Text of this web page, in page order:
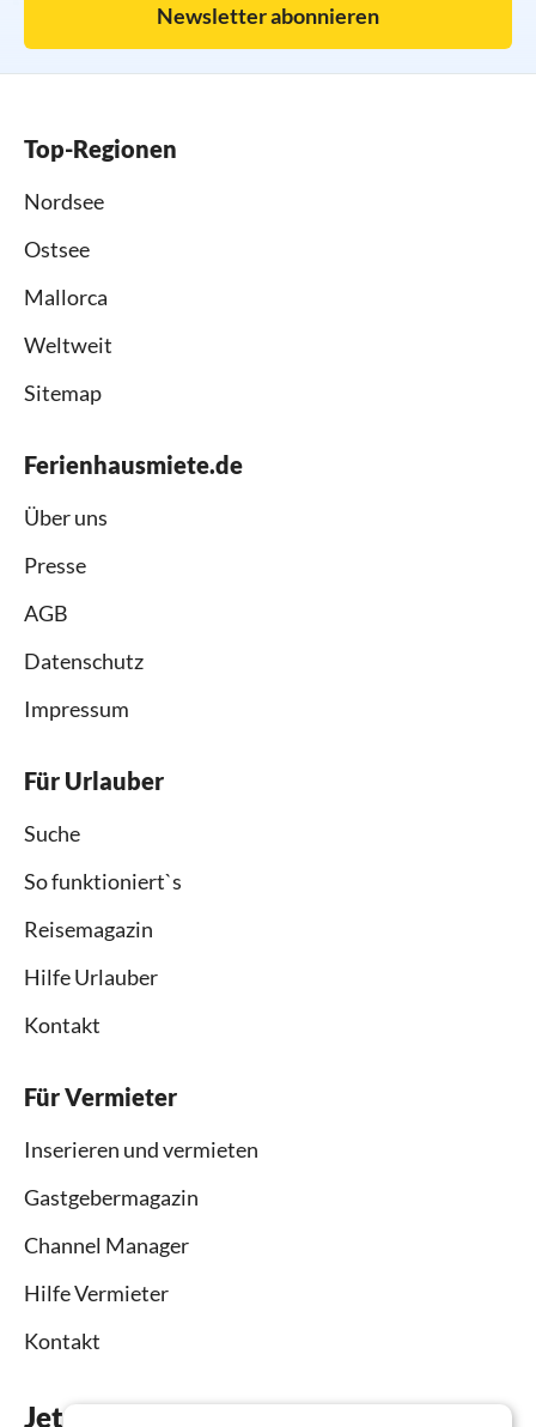
Newsletter abonnieren
Top-Regionen
Nordsee
Ostsee
Mallorca
Weltweit
Sitemap
Ferienhausmiete.de
Über uns
Presse
AGB
Datenschutz
Impressum
Für Urlauber
Suche
So funktioniert`s
Reisemagazin
Hilfe Urlauber
Kontakt
Für Vermieter
Inserieren und vermieten
Gastgebermagazin
Channel Manager
Hilfe Vermieter
Kontakt
Jetzt die App downloaden